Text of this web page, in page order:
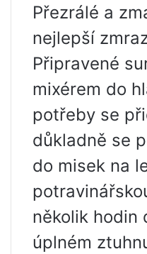
Přezrálé a
nejlepší
Připravené
mixérem do
potřeby se
důkladně se
do misek na
několik hodin
úplném